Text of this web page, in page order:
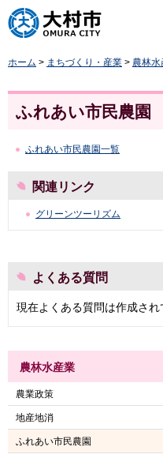
大村市
ホーム > まちづくり・産業 > 農林水
ふれあい市民農園
ふれあい市民農園一覧
関連リンク
グリーンツーリズム
よくある質問
現在よくある質問は作成され
農林水産業
農業政策
地産地消
ふれあい市民農園